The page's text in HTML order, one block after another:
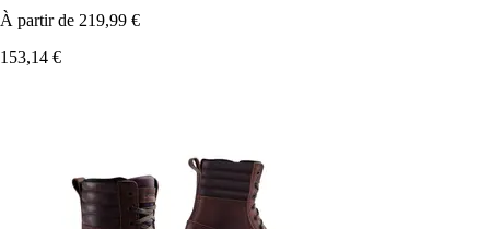
À partir de 219,99 €
153,14 €